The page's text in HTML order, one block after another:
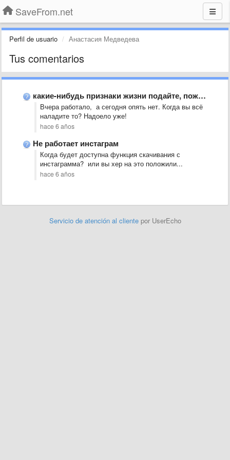
SaveFrom.net
Perfil de usuario Анастасия Медведева
Tus comentarios
какие-нибудь признаки жизни подайте, пожалуйста. когда загрузка в инсте заработает?
Вчера работало, а сегодня опять нет. Когда вы всё
наладите то? Надоело уже!
hace 6 años
Не работает инстаграм
Когда будет доступна функция скачивания с
инстаграмма? или вы хер на это положили...
hace 6 años
Servicio de atención al cliente por UserEcho